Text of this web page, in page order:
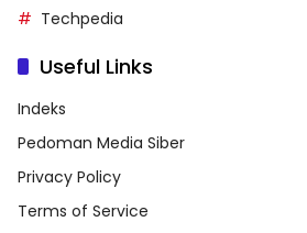
Techpedia
Useful Links
Indeks
Pedoman Media Siber
Privacy Policy
Terms of Service